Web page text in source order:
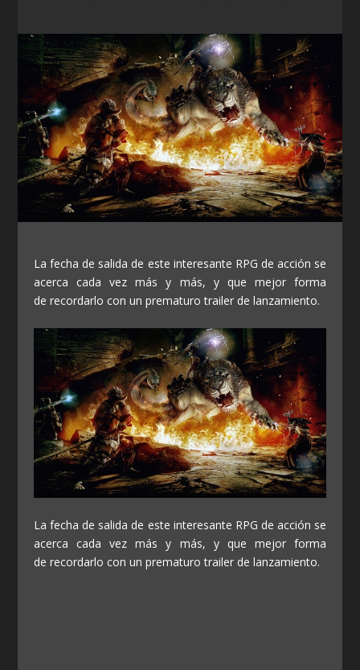
La fecha de salida de este interesante RPG de acción se
acerca cada vez más y más, y que mejor forma
de recordarlo con un prematuro trailer de lanzamiento.
La fecha de salida de este interesante RPG de acción se
acerca cada vez más y más, y que mejor forma
de recordarlo con un prematuro trailer de lanzamiento.